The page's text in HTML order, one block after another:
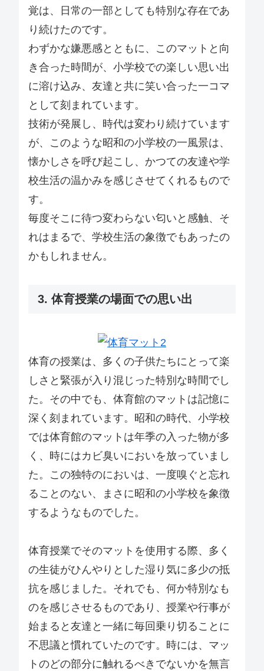
覚は、日常の一部としても特別な存在であ
り続けたのです。
わずかな嫌悪感とともに、このマットと向
き合った時間が、小学校での楽しい思い出
に溶け込み、友達と共に笑い合った一コマ
として刻まれています。
技術が発展し、時代は変わり続けています
が、このような昭和の小学校の一風景は、
懐かしさを呼び起こし、かつての友達や学
校生活の温かみを感じさせてくれるもので
す。
毎度そこに待つ変わらない匂いと感触、そ
れはまるで、学校生活の象徴でもあったの
かもしれません。
3. 体育授業の場面での思い出
体育の授業は、多くの子供たちにとって楽
しさと緊張が入り混じった特別な時間でし
た。その中でも、体育館のマットは記憶に
深く刻まれています。昭和の時代、小学校
では体育館のマットは年季の入った物が多
く、時にはカビ臭いにおいを放っていまし
た。この独特のにおいは、一度嗅ぐと忘れ
ることのない、まさに昭和の小学校を象徴
するようなものでした。
体育授業でそのマットを使用する際、多く
の生徒がひんやりとした湿り気に多少の抵
抗を感じました。それでも、何か特別なも
のを感じさせるものであり、授業や行事が
始まると友達と一緒に毎回乗り切ることに
不思議と慣れていたのです。時には、マッ
トのどの部分に触れるべきでないかを無言